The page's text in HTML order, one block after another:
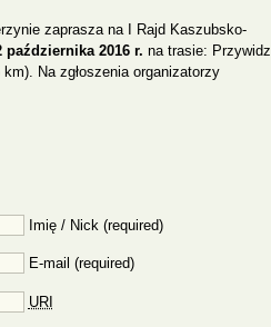
zaprasza na I Rajd Kaszubsko-
października 2016 r. na trasie: Przywidz
Na zgłoszenia organizatorzy
Imię / Nick (required)
E-mail (required)
URI